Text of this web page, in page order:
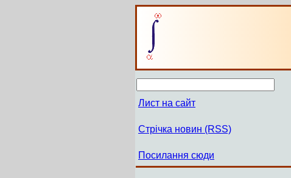
Лист на сайт
Стрічка новин (RSS)
Посилання сюди